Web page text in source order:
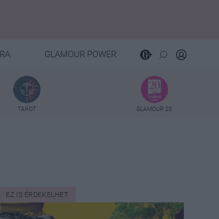
GLAMOUR POWER
TAROT GLAMOUR 20
EZ IS ÉRDEKELHET